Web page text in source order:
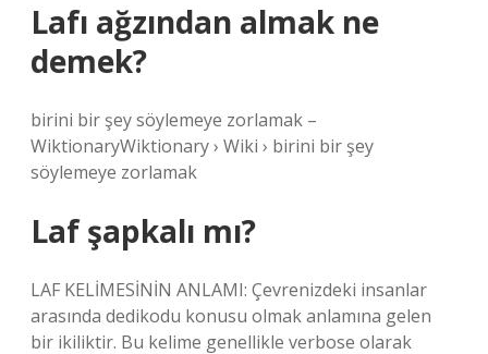
Lafı ağzından almak ne
demek?
birini bir şey söylemeye zorlamak –
WiktionaryWiktionary › Wiki › birini bir şey
söylemeye zorlamak
Laf şapkalı mı?
LAF KELİMESİNİN ANLAMI: Çevrenizdeki insanlar
arasında dedikodu konusu olmak anlamına gelen
bir ikiliktir. Bu kelime genellikle verbose olarak